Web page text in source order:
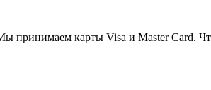
карты Visa и Master Card.